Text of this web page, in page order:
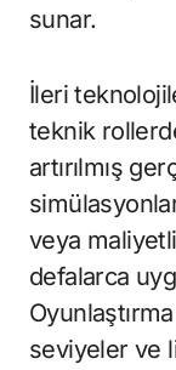
sunar.
İleri
teknik
artırılmış
veya
defalarca
seviyeler ve